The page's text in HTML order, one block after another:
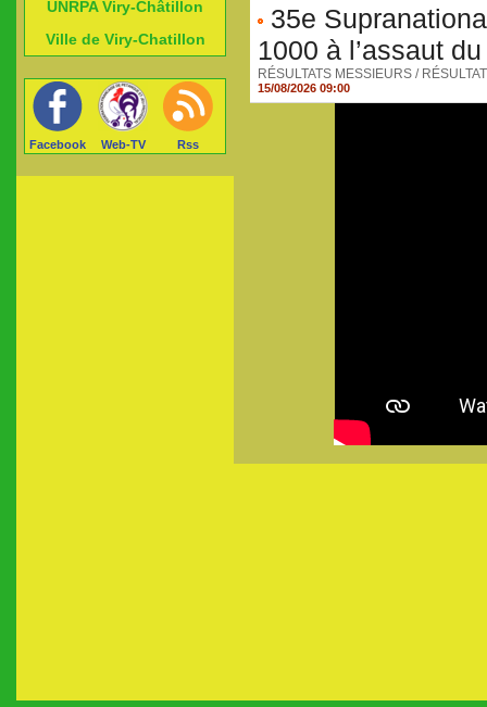
UNRPA Viry-Châtillon
Ville de Viry-Chatillon
Facebook Web-TV Rss
35e
1000 à l’assaut
RÉSULTATS MESSIEURS /
15/08/2026 09:00